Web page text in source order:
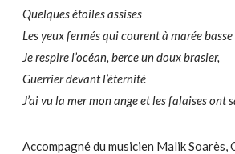
Quelques étoiles assises
Les yeux fermés qui courent à marée basse
Je respire l’océan, berce un doux brasier,
Guerrier devant l’éternité
J’ai vu la mer mon ange et les falaises ont
Accompagné du musicien Malik Soarès,